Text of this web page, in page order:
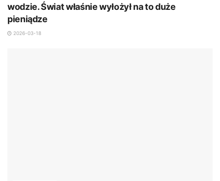
wodzie. Świat właśnie wyłożył na to duże
pieniądze
2026-03-18